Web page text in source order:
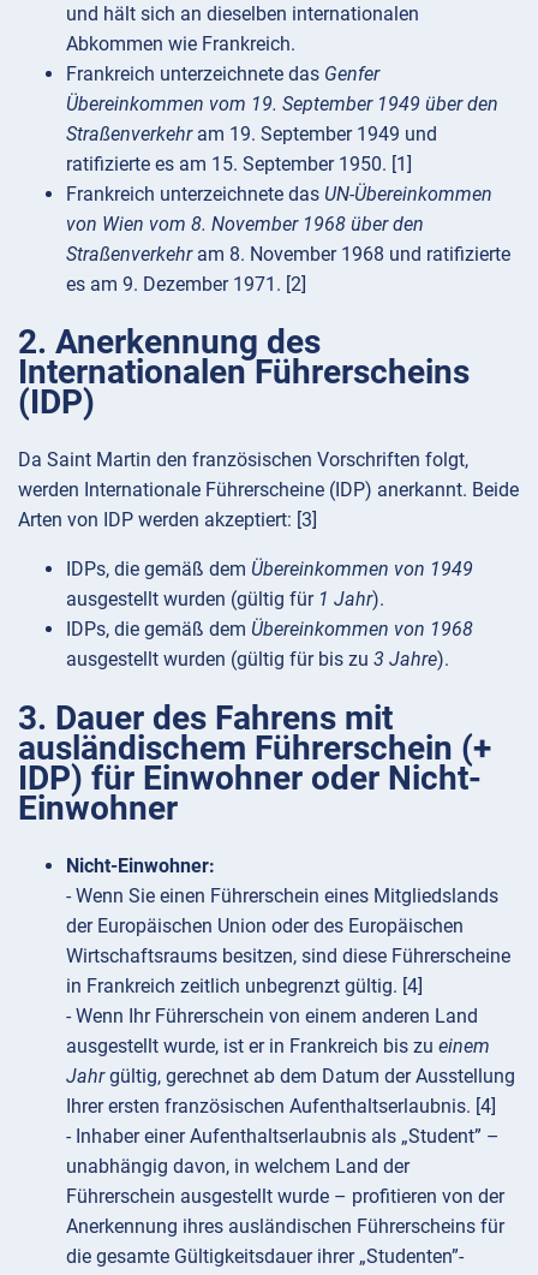
und hält sich an dieselben internationalen
Abkommen wie Frankreich.
Frankreich unterzeichnete das Genfer
Übereinkommen vom 19. September 1949 über den
Straßenverkehram 19. September 1949 und
ratifizierte es am 15. September 1950. [1]
Frankreich unterzeichnete das UN-Übereinkommen
von Wien vom 8. November 1968 über den
Straßenverkehram 8. November 1968 und ratifizierte
es am 9. Dezember 1971. [2]
2. Anerkennung des
Internationalen Führerscheins
(IDP)
Da Saint Martin den französischen Vorschriften folgt,
werden Internationale Führerscheine (IDP) anerkannt. Beide
Arten von IDP werden akzeptiert: [3]
IDPs, die gemäß dem Übereinkommen von 1949
ausgestellt wurden (gültig für 1 Jahr).
IDPs, die gemäß dem Übereinkommen von 1968
ausgestellt wurden (gültig für bis zu 3 Jahre).
3. Dauer des Fahrens mit
ausländischem Führerschein (+
IDP) für Einwohner oder Nicht-
Einwohner
Nicht-Einwohner:
- Wenn Sie einen Führerschein eines Mitgliedslands
der Europäischen Union oder des Europäischen
Wirtschaftsraums besitzen, sind diese Führerscheine
in Frankreich zeitlich unbegrenzt gültig. [4]
- Wenn Ihr Führerschein von einem anderen Land
ausgestellt wurde, ist er in Frankreich bis zu einem
Jahrgültig, gerechnet ab dem Datum der Ausstellung
Ihrer ersten französischen Aufenthaltserlaubnis. [4]
- Inhaber einer Aufenthaltserlaubnis als „Student” –
unabhängig davon, in welchem Land der
Führerschein ausgestellt wurde – profitieren von der
Anerkennung ihres ausländischen Führerscheins für
die gesamte Gültigkeitsdauer ihrer „Studenten”-